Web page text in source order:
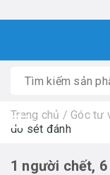
Trang chủ / Góc tư
do sét đánh
1 người chết,